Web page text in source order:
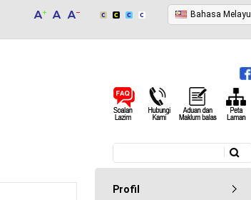
Bahasa Melayu
Borang carian
Profil